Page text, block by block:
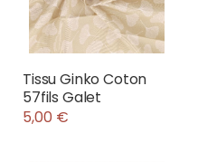
Tissu Ginko Coton
57fils Galet
5,00 €